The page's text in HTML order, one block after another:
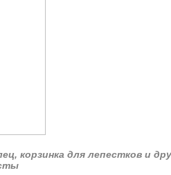
корзинка для лепестков и